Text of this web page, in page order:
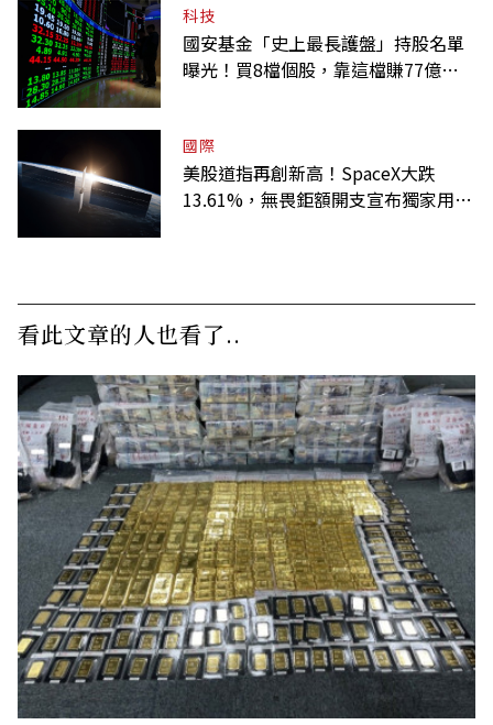
科技
國安基金「史上最長護盤」持股名單
曝光！買8檔個股，靠這檔賺77億最
國際
美股道指再創新高！SpaceX大跌
13.61%，無畏鉅額開支宣布獨家用輝
看此文章的人也看了..